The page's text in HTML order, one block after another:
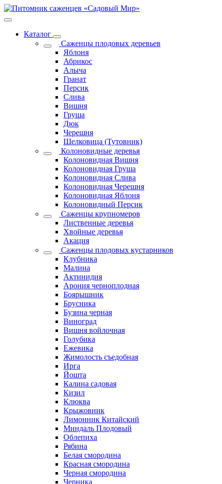
Каталог
Саженцы плодовых деревьев
Яблоня
Абрикос
Алыча
Гранат
Персик
Слива
Вишня
Груша
Дюк
Черешня
Шелковица (Тутовник)
Колоновидные деревья
Колоновидная Вишня
Колоновидная Груша
Колоновидная Слива
Колоновидная Черешня
Колоновидная Яблоня
Колоновидный Персик
Саженцы крупномеров
Лиственные деревья
Хвойные деревья
Акация
Саженцы плодовых кустарников
Клубника
Малина
Актинидия
Арония черноплодная
Боярышник
Брусника
Бузина черная
Виноград
Вишня войлочная
Голубика
Ежевика
Жимолость съедобная
Ирга
Йошта
Калина садовая
Кизил
Клюква
Крыжовник
Лимонник Китайский
Миндаль Плодовый
Облепиха
Рябина
Белая смородина
Красная смородина
Черная смородина
Черника